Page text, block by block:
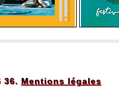
36. Mentions légales